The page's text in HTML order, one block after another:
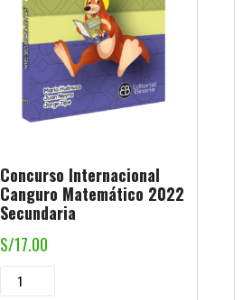
Concurso Internacional
Canguro Matemático 2022
Secundaria
S/17.00